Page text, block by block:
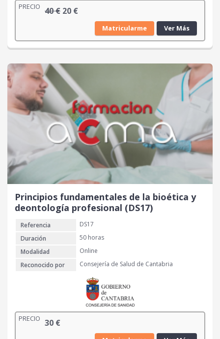
PRECIO 40€ E
r
c
i
o
o
i
g
i
n
e
r
a
.
20 €E
r
c
o
a
c
t
u
a
l
:
2
0
€
Matricularme Ver Más
Principios fundamentales de la bioética y
deontología profesional (DS17)
Referencia
DS17
Duración
50 horas
Modalidad
Online
Reconocido por
Consejería de Salud de Cantabria
PRECIO 30 €